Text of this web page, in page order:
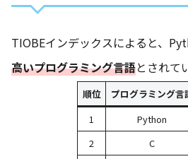
TIOBEインデックスによると、
高いプログラミング言語とされて
順位 プログラミング言
1
Python
2
C